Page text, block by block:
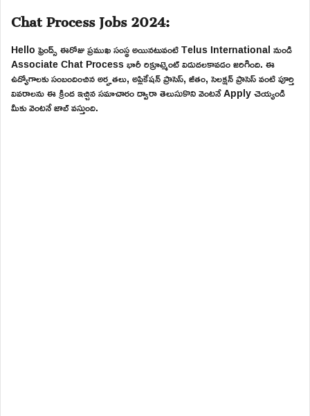
Chat Process Jobs 2024:
Hello ఫ్రెండ్స్ ఈరోజు ప్రముఖ సంస్థ అయినటువంటి Telus International నుండి
Associate Chat Process భారీ రిక్రూట్మెంట్ విడుదలకావడం జరిగింది. ఈ
ఉద్యోగాలకు సంబందించిన అర్హతలు, అప్లికేషన్ ప్రాసెస్, జీతం, సెలక్షన్ ప్రాసెస్ వంటి పూర్తి
వివరాలను ఈ క్రింద ఇచ్చిన సమాచారం ద్వారా తెలుసుకొని వెంటనే Apply చెయ్యండి
మీకు వెంటనే జాబ్ వస్తుంది.